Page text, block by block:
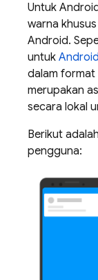
Untuk
warna
Android.
untuk
dalam
merupakan
secara lokal
Berikut
pengguna: